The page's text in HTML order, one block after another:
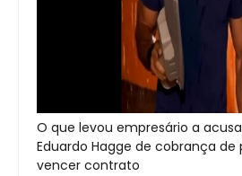
O que levou empresário a
Eduardo Hagge de cobrança de
vencer contrato